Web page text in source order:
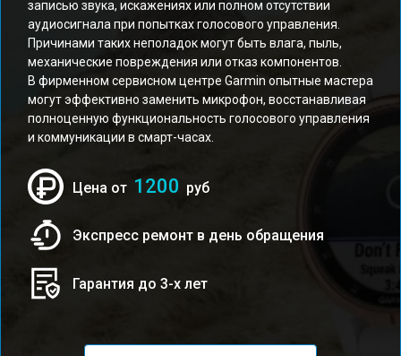
записью звука, искажениях или полном отсутствии
аудиосигнала при попытках голосового управления.
Причинами таких неполадок могут быть влага, пыль,
механические повреждения или отказ компонентов.
В фирменном сервисном центре Garmin опытные мастера
могут эффективно заменить микрофон, восстанавливая
полноценную функциональность голосового управления
и коммуникации в смарт-часах.
Цена от 1200 руб
Экспресс ремонт в день обращения
Гарантия до 3-х лет